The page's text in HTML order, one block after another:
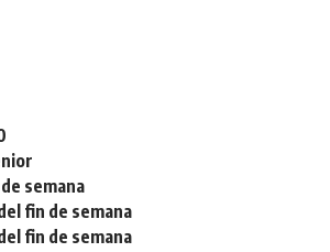
semana
fin de semana
fin de semana